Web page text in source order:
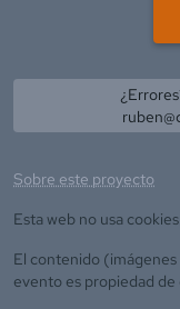
Sobre este proyecto
Esta web no usa
El contenido
evento es propiedad